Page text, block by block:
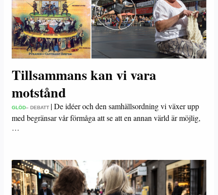
Tillsammans kan vi vara
motstånd
GLÖD– DEBATT |De idéer och den samhällsordning vi växer upp
med begränsar vår förmåga att se att en annan värld är möjlig,
…